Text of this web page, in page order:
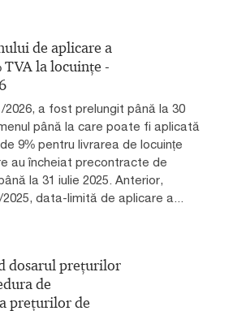
de aplicare a
TVA la locuințe -
2026, a fost prelungit până la 30
până la care poate fi aplicată
9% pentru livrarea de locuințe
au încheiat precontracte de
la 31 iulie 2025. Anterior,
data-limită de aplicare a...
dosarul prețurilor
de
prețurilor de